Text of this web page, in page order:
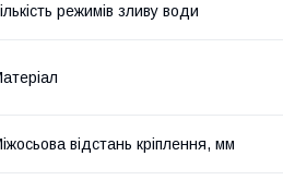
режимів зливу води
відстань кріплення, мм